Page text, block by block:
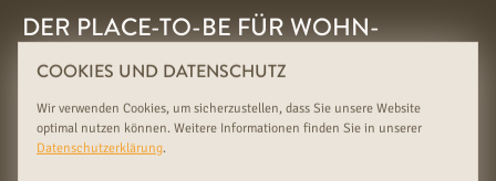
DER PLACE-TO-BE FÜR WOHN-
ENTHUSIASTENUNSERE SCHAURÄUME
- HOLZ, HYPE UND HAPPY FEET!
Klicken Sie auf einen unserer Schauräume, um mehr zu erfahren:
COOKIES UND DATENSCHUTZ
Wir verwenden Cookies, um sicherzustellen, dass Sie unsere Website
optimal nutzen können. Weitere Informationen finden Sie in unserer
Datenschutzerklärung.